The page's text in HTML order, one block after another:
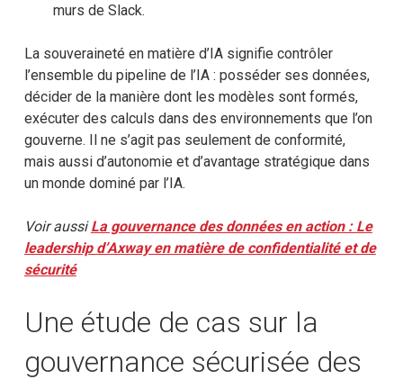
murs de Slack.
La souveraineté en matière d’IA signifie contrôler
l’ensemble du pipeline de l’IA : posséder ses données,
décider de la manière dont les modèles sont formés,
exécuter des calculs dans des environnements que l’on
gouverne. Il ne s’agit pas seulement de conformité,
mais aussi d’autonomie et d’avantage stratégique dans
un monde dominé par l’IA.
Voir aussiLa gouvernance des données en action : Le
leadership d’Axway en matière de confidentialité et de
sécurité
Une étude de cas sur la
gouvernance sécurisée des